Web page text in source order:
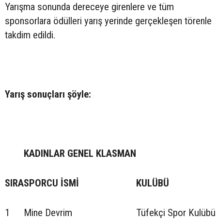
Yarışma sonunda dereceye girenlere ve tüm
sponsorlara ödülleri yarış yerinde gerçekleşen törenle
takdim edildi.
Yarış sonuçları şöyle:
KADINLAR GENEL KLASMAN
SIRASPORCU İSMİ KULÜBÜ
1 Mine Devrim Tüfekçi Spor Kulübü